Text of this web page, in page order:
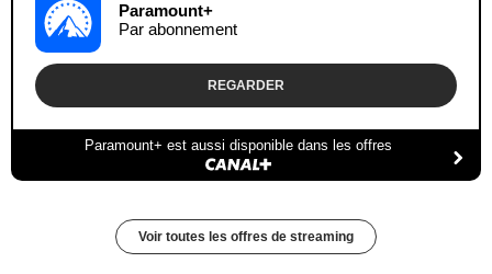
Paramount+
Par abonnement
REGARDER
Paramount+ est aussi disponible dans les offres
Voir toutes les offres de streaming